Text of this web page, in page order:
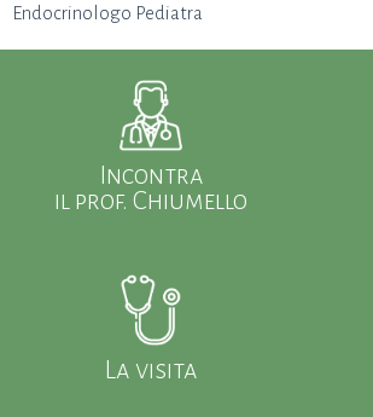
Endocrinologo Pediatra
Incontra
il prof. Chiumello
La visita